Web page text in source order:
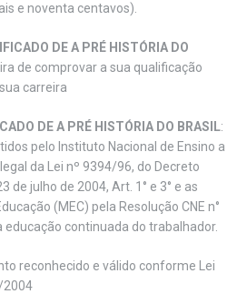
e noventa centavos).
DE A PRÉ HISTÓRIA DO
de comprovar a sua qualificação
carreira
DE A PRÉ HISTÓRIA DO BRASIL:
pelo Instituto Nacional de Ensino a
da Lei nº 9394/96, do Decreto
de julho de 2004, Art. 1° e 3° e as
(MEC) pela Resolução CNE n°
continuada do trabalhador.
reconhecido e válido conforme Lei
2004